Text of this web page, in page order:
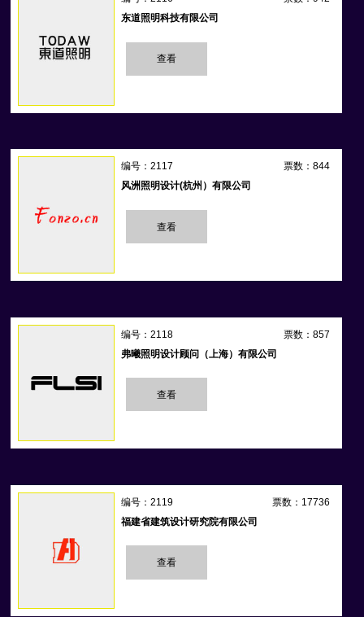
东道照明科技有限公司
查看
票数：844
编号：2117
风洲照明设计(杭州）有限公司
查看
票数：857
编号：2118
弗曦照明设计顾问（上海）有限公司
查看
票数：17736
编号：2119
福建省建筑设计研究院有限公司
查看